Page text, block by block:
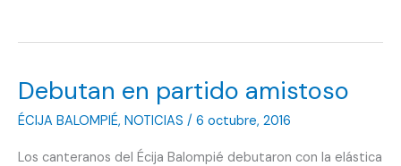
dos
tres
Debutan en partido amistoso
ÉCIJA BALOMPIÉ, NOTICIAS / 6 octubre, 2016
Los canteranos del Écija Balompié debutaron con la elástica